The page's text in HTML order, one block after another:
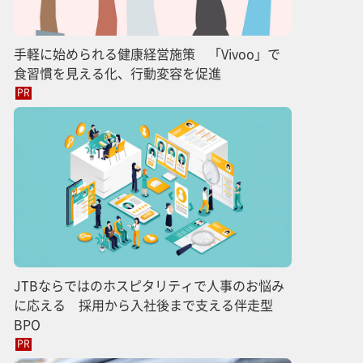
手軽に始められる健康経営施策 「Vivoo」で
食習慣を見える化、行動変容を促進
PR
JTBならではのホスピタリティで人事のお悩み
に応える 採用から入社後まで支える伴走型
BPO
PR